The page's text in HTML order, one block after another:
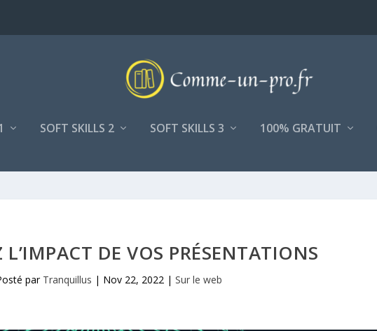
SOFT SKILLS 2 SOFT SKILLS 3 100% GRATUIT
DE VOS PRÉSENTATIONS
par Tranquillus | Nov 22, 2022 |Sur le web